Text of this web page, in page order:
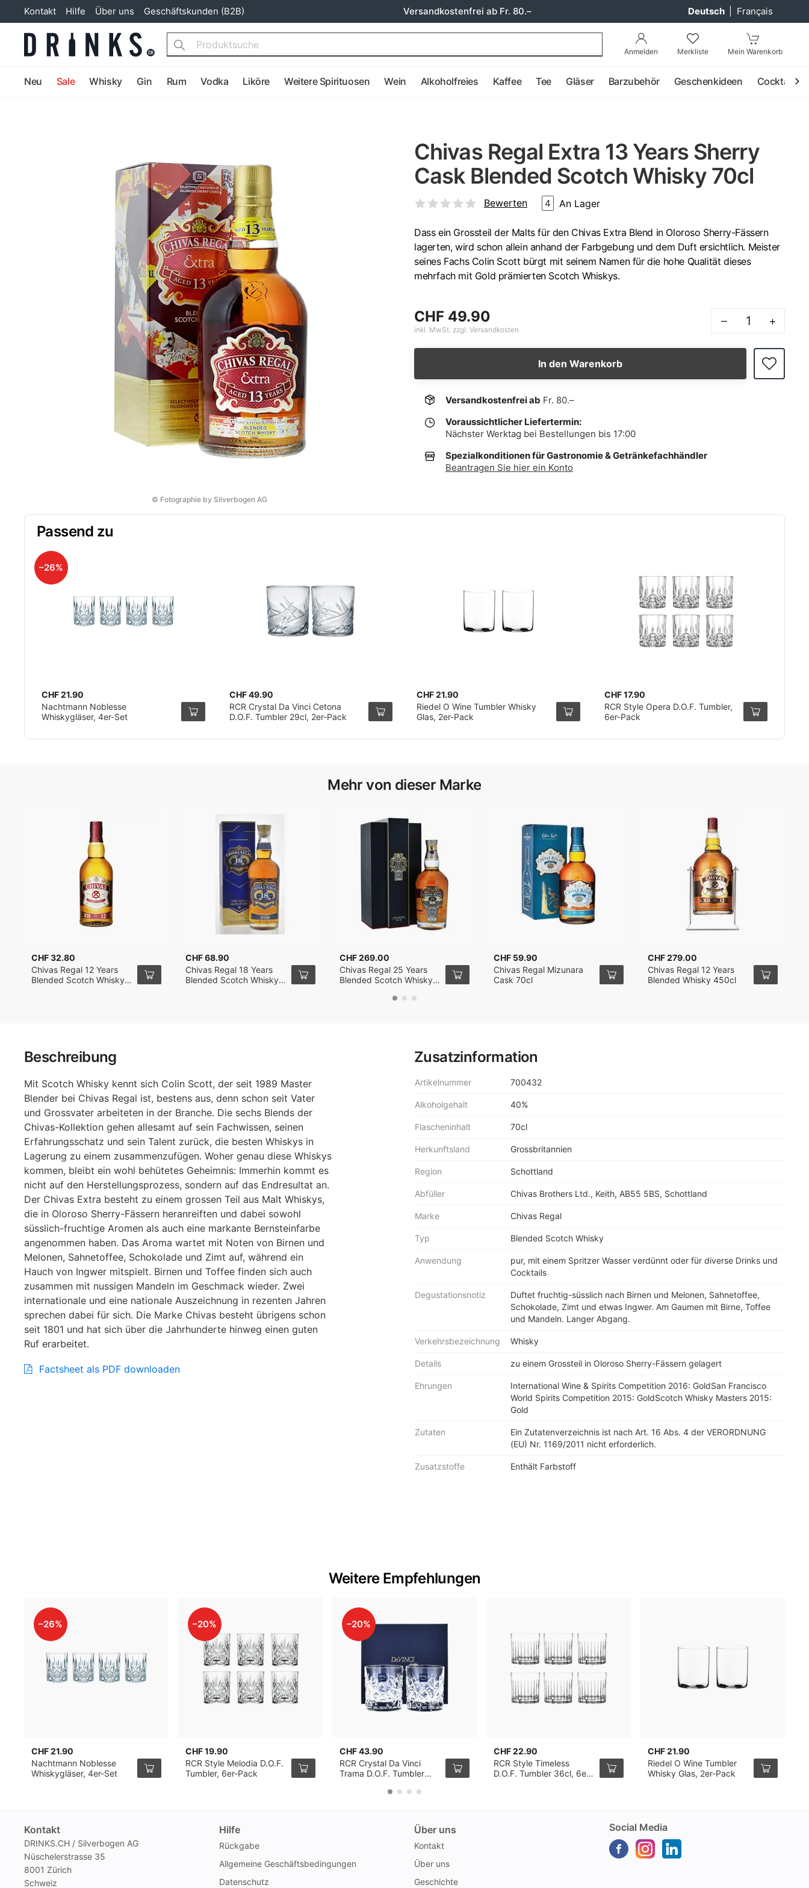
Kontakt Hilfe Über uns Geschäftskunden (B2B) Versandkostenfrei ab Fr. 80.– Deutsch Français
Anmelden Merkliste Mein Warenkorb
Search
Neu Sale Whisky Gin Rum Vodka Liköre Weitere Spirituosen Wein Alkoholfreies Kaffee Tee Gläser Barzubehör Geschenkideen Cocktail
© Fotographie by Silverbogen AG
Chivas Regal Extra 13 Years Sherry
Cask Blended Scotch Whisky 70cl
Bewerten 4 An Lager
Dass ein Grossteil der Malts für den Chivas Extra Blend in Oloroso Sherry-Fässern
lagerten, wird schon allein anhand der Farbgebung und dem Duft ersichtlich. Meister
seines Fachs Colin Scott bürgt mit seinem Namen für die hohe Qualität dieses
mehrfach mit Gold prämierten Scotch Whiskys.
CHF 49.90
inkl. MwSt. zzgl. Versandkosten
– +
In den Warenkorb
Versandkostenfrei ab Fr. 80.–
Voraussichtlicher Liefertermin:
Nächster Werktag bei Bestellungen bis 17:00
Spezialkonditionen für Gastronomie & Getränkefachhändler
Beantragen Sie hier ein Konto
Passend zu
–26%
CHF 21.90
Nachtmann Noblesse
Whiskygläser, 4er-Set
CHF 49.90
RCR Crystal Da Vinci Cetona
D.O.F. Tumbler 29cl, 2er-Pack
CHF 21.90
Riedel O Wine Tumbler Whisky
Glas, 2er-Pack
CHF 17.90
RCR Style Opera D.O.F. Tumbler,
6er-Pack
Beschreibung
Mit Scotch Whisky kennt sich Colin Scott, der seit 1989 Master
Blender bei Chivas Regal ist, bestens aus, denn schon seit Vater
und Grossvater arbeiteten in der Branche. Die sechs Blends der
Chivas-Kollektion gehen allesamt auf sein Fachwissen, seinen
Erfahrungsschatz und sein Talent zurück, die besten Whiskys in
Lagerung zu einem zusammenzufügen. Woher genau diese Whiskys
kommen, bleibt ein wohl behütetes Geheimnis: Immerhin kommt es
nicht auf den Herstellungsprozess, sondern auf das Endresultat an.
Der Chivas Extra besteht zu einem grossen Teil aus Malt Whiskys,
die in Oloroso Sherry-Fässern heranreiften und dabei sowohl
süsslich-fruchtige Aromen als auch eine markante Bernsteinfarbe
angenommen haben. Das Aroma wartet mit Noten von Birnen und
Melonen, Sahnetoffee, Schokolade und Zimt auf, während ein
Hauch von Ingwer mitspielt. Birnen und Toffee finden sich auch
zusammen mit nussigen Mandeln im Geschmack wieder. Zwei
internationale und eine nationale Auszeichnung in rezenten Jahren
sprechen dabei für sich. Die Marke Chivas besteht übrigens schon
seit 1801 und hat sich über die Jahrhunderte hinweg einen guten
Ruf erarbeitet.
Factsheet als PDF downloaden
Zusatzinformation
Artikelnummer 700432
Alkoholgehalt 40%
Flascheninhalt 70cl
Herkunftsland Grossbritannien
Region Schottland
Abfüller Chivas Brothers Ltd., Keith, AB55 5BS, Schottland
Marke Chivas Regal
Typ Blended Scotch Whisky
Anwendung
pur, mit einem Spritzer Wasser verdünnt oder für diverse Drinks und
Cocktails
Degustationsnotiz
Duftet fruchtig-süsslich nach Birnen und Melonen, Sahnetoffee,
Schokolade, Zimt und etwas Ingwer. Am Gaumen mit Birne, Toffee
und Mandeln. Langer Abgang.
Verkehrsbezeichnung Whisky
Details zu einem Grossteil in Oloroso Sherry-Fässern gelagert
Ehrungen
International Wine & Spirits Competition 2016: GoldSan Francisco
World Spirits Competition 2015: GoldScotch Whisky Masters 2015:
Gold
Zutaten
Ein Zutatenverzeichnis ist nach Art. 16 Abs. 4 der VERORDNUNG
(EU) Nr. 1169/2011 nicht erforderlich.
Zusatzstoffe Enthält Farbstoff
Mehr von dieser Marke
CHF 32.80
Chivas Regal 12 Years
Blended Scotch Whisky
CHF 68.90
Chivas Regal 18 Years
Blended Scotch Whisky
CHF 269.00
Chivas Regal 25 Years
Blended Scotch Whisky
CHF 59.90
Chivas Regal Mizunara
Cask 70cl
CHF 279.00
Chivas Regal 12 Years
Blended Whisky 450cl
Weitere Empfehlungen
–26%
CHF 21.90
Nachtmann Noblesse
Whiskygläser, 4er-Set
–20%
CHF 19.90
RCR Style Melodia D.O.F.
Tumbler, 6er-Pack
–20%
CHF 43.90
RCR Crystal Da Vinci
Trama D.O.F. Tumbler
CHF 22.90
RCR Style Timeless
D.O.F. Tumbler 36cl, 6er-
CHF 21.90
Riedel O Wine Tumbler
Whisky Glas, 2er-Pack
Kontakt
DRINKS.CH / Silverbogen AG
Nüschelerstrasse 35
8001 Zürich
Schweiz
Hilfe
Rückgabe
Allgemeine Geschäftsbedingungen
Datenschutz
Über uns
Kontakt
Über uns
Geschichte
Social Media